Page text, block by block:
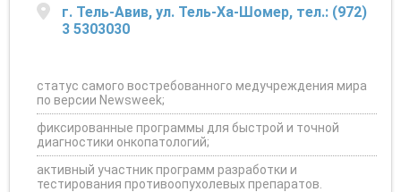
г. Тель-Авив, ул. Тель-Ха-Шомер, тел.: (972)
3 5303030
статус самого востребованного медучреждения мира
по версии Newsweek;
фиксированные программы для быстрой и точной
диагностики онкопатологий;
активный участник программ разработки и
тестирования противоопухолевых препаратов.